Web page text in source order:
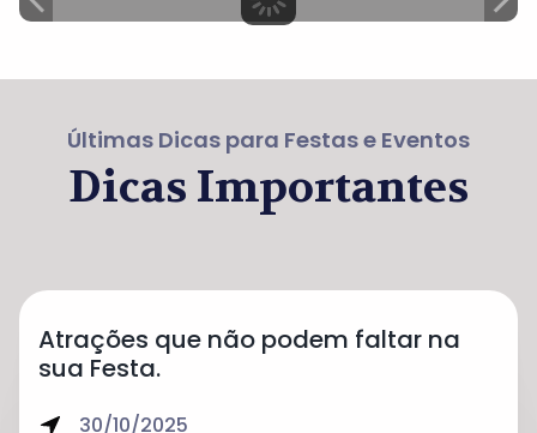
Últimas Dicas para Festas e Eventos
Dicas Importantes
Atrações que não podem faltar na
sua Festa.
30/10/2025